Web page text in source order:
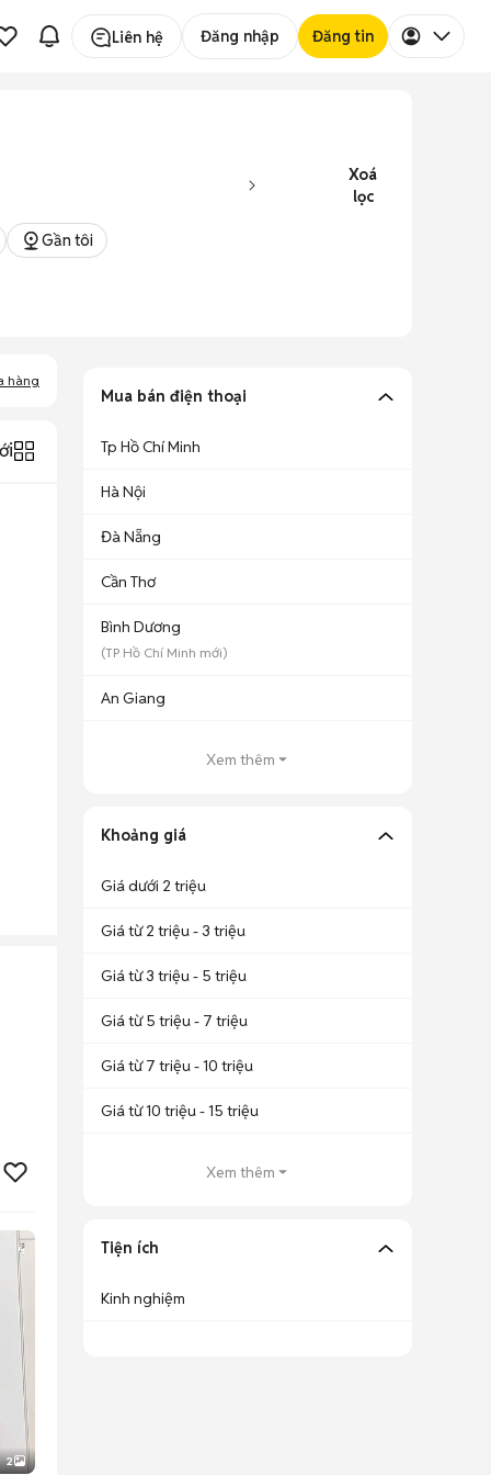
Liên hệ Đăng nhập Đăng tin
Xoá
lọc
Gần tôi
hàng
2
Mua bán điện thoại
Tp Hồ Chí Minh
Hà Nội
Đà Nẵng
Cần Thơ
Bình Dương
(TP Hồ Chí Minh mới)
An Giang
Xem thêm
Khoảng giá
Giá dưới 2 triệu
Giá từ 2 triệu - 3 triệu
Giá từ 3 triệu - 5 triệu
Giá từ 5 triệu - 7 triệu
Giá từ 7 triệu - 10 triệu
Giá từ 10 triệu - 15 triệu
Xem thêm
Tiện ích
Kinh nghiệm